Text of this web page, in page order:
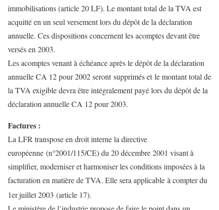
immobilisations (article 20 LF). Le montant total de la TVA est
acquitté en un seul versement lors du dépôt de la déclaration
annuelle. Ces dispositions concernent les acomptes devant être
versés en 2003.
Les acomptes venant à échéance après le dépôt de la déclaration
annuelle CA 12 pour 2002 seront supprimés et le montant total de
la TVA exigible devra être intégralement payé lors du dépôt de la
déclaration annuelle CA 12 pour 2003.
Factures :
La LFR transpose en droit interne la directive
européenne (n°2001/115/CE) du 20 décembre 2001 visant à
simplifier, moderniser et harmoniser les conditions imposées à la
facturation en matière de TVA. Elle sera applicable à compter du
1erjuillet 2003 (article 17).